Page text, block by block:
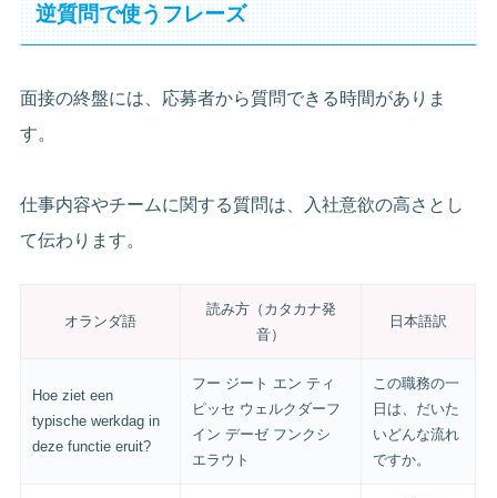
逆質問で使うフレーズ
面接の終盤には、応募者から質問できる時間がありま
す。
仕事内容やチームに関する質問は、入社意欲の高さとし
て伝わります。
オランダ語
読み方（カタカナ発
音）
日本語訳
Hoe ziet een
typische werkdag in
deze functie eruit?
フー ジート エン ティ
ピッセ ウェルクダーフ
イン デーゼ フンクシ
エラウト
この職務の一
日は、だいた
いどんな流れ
ですか。